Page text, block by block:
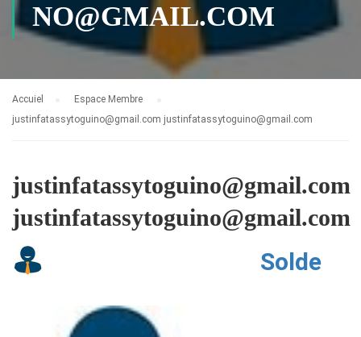
NO@GMAIL.COM
Accuiel
Espace Membre
justinfatassytoguino@gmail.com justinfatassytoguino@gmail.com
justinfatassytoguino@gmail.com
justinfatassytoguino@gmail.com
Solde